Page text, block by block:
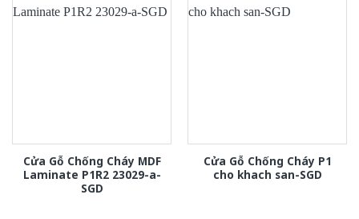
Cửa Gỗ Chống Cháy MDF
Laminate P1R2 23029-a-
SGD
Cửa Gỗ Chống Cháy P1
cho khach san-SGD